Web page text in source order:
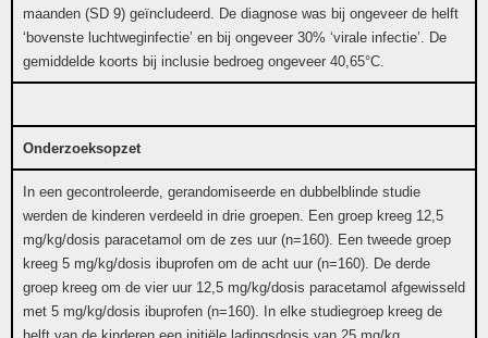
maanden (SD 9) geïncludeerd. De diagnose was bij ongeveer de helft
‘bovenste luchtweginfectie’ en bij ongeveer 30% ‘virale infectie’. De
gemiddelde koorts bij inclusie bedroeg ongeveer 40,65°C.
Onderzoeksopzet
In een gecontroleerde, gerandomiseerde en dubbelblinde studie
werden de kinderen verdeeld in drie groepen. Een groep kreeg 12,5
mg/kg/dosis paracetamol om de zes uur (n=160). Een tweede groep
kreeg 5 mg/kg/dosis ibuprofen om de acht uur (n=160). De derde
groep kreeg om de vier uur 12,5 mg/kg/dosis paracetamol afgewisseld
met 5 mg/kg/dosis ibuprofen (n=160). In elke studiegroep kreeg de